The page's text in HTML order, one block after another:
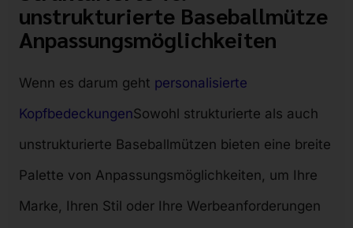
unstrukturierte Baseballmütze
Anpassungsmöglichkeiten
Wenn es darum geht personalisierte
KopfbedeckungenSowohl strukturierte als auch
unstrukturierte Baseballmützen bieten eine breite
Palette von Anpassungsmöglichkeiten, um Ihre
Marke, Ihren Stil oder Ihre Werbeanforderungen